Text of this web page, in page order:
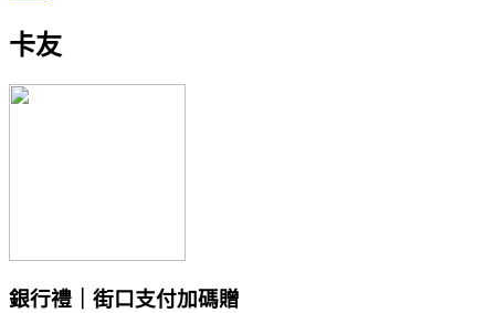
卡友
銀行禮｜街口支付加碼贈